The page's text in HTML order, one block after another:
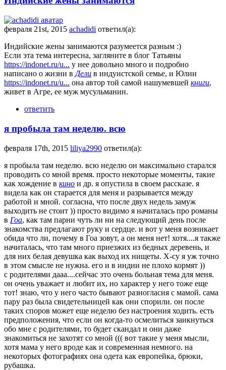
февраля 21st, 2015 achadidi ответил(а):
Индийские жены занимаются разумеется разным :)
Если эта тема интересна, загляните в блог Татьяны
https://indonet.ru/u... у нее довольно много и подробно
написано о жизни в Дели в индуистской семье, и Юлии
https://indonet.ru/u... она автор той самой нашумевшей книги,
живет в Агре, ее муж мусульманин.
ответить
я пробыла там неделю. всю
февраля 17th, 2015 liliya2990 ответил(а):
я пробыла там неделю. всю неделю он максимально старался
проводить со мной время. просто некоторые моменты, такие
как хождение в кино и др. я опустила в своем рассказе. я
видела как он старается для меня и разрывается между
работой и мной. согласна, что после двух недель замуж
выходить не стоит )) просто видимо я начиталась про романы
в Гоа, как там парни чуть ли ни на следующий день после
знакомства предлагают руку и сердце. и вот у меня возникает
обида что ли, почему в Гоа зовут, а он меня нет! хотя....я также
начиталась, что там много приезжих из бедных деревень, и
для них белая девушка как выход их нищеты. Х-су я уж точно
в этом смысле не нужна. его и в индии не плохо кормят ))
с родителями дааа....сейчас это очень больная тема для меня.
он очень уважает и любит их, но характер у него тоже еще
тот! знаю, что у него часто бывают разногласия с мамой. сама
пару раз была свидетельницей как они спорили. он после
таких споров может еще неделю без настроения ходить. есть
предположения, что если он когда-то осмелиться заикнуться
обо мне с родителями, то будет скандал и они даже
знакомиться не захотят со мной ((( вот такие у меня мысли,
хотя мама у него вроде как и современная немного. на
некоторых фотографиях она одета как европейка, брюки,
рубашка.